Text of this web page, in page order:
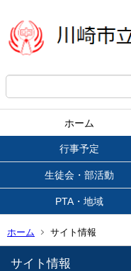
ホーム
行事予定
生徒会・部活動
PTA・地域
ホーム サイト情報
サイト情報